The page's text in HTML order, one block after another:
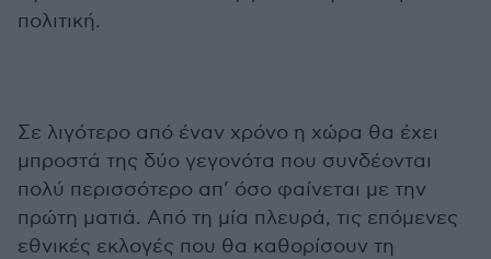
πολιτική.
Σε λιγότερο από έναν χρόνο η χώρα θα έχει
μπροστά της δύο γεγονότα που συνδέονται
πολύ περισσότερο απ’ όσο φαίνεται με την
πρώτη ματιά. Από τη μία πλευρά, τις επόμενες
εθνικές εκλογές που θα καθορίσουν τη